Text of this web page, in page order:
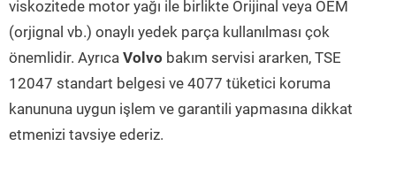
viskozitede motor yağı ile birlikte Orijinal veya OEM
(orjignal vb.) onaylı yedek parça kullanılması çok
önemlidir. Ayrıca Volvo bakım servisi ararken, TSE
12047 standart belgesi ve 4077 tüketici koruma
kanununa uygun işlem ve garantili yapmasına dikkat
etmenizi tavsiye ederiz.